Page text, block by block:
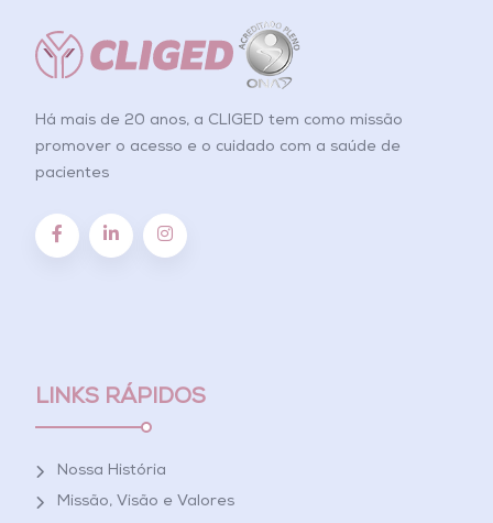
Há mais de 20 anos, a CLIGED tem como missão
promover o acesso e o cuidado com a saúde de
pacientes
LINKS RÁPIDOS
Nossa História
Missão, Visão e Valores